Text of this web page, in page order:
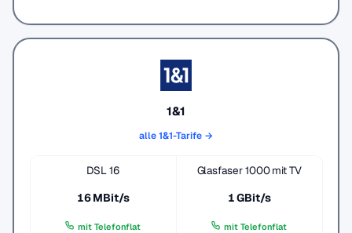
1&1
alle 1&1-Tarife →
DSL 16
16 MBit/s
mit Telefonflat
Glasfaser 1000 mit TV
1 GBit/s
mit Telefonflat